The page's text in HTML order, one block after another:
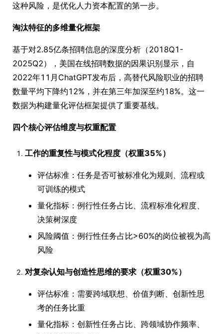
这种风险，是优化人力资本配置的第一步。
淘汰特征的多维量化框架
基于对2.85亿条招聘信息的深度分析（2018Q1-
2025Q2），美国在线招聘数据的因果识别显示，自
2022年11月ChatGPT发布后，高替代风险职业的招聘
数量平均下降约12%，并在第三年加深至约18%。这一
数据为构建量化评估框架提供了重要基线。
四个核心评估维度与权重配置
工作的重复性与模式化程度（权重35%）
评估标准：任务是否可被标准化为规则、流程或
可训练的模式
量化指标：例行性任务占比、流程标准化程度、
决策树深度
风险阈值：例行性任务占比>60%的岗位被视为高
风险
对复杂认知与创造性思维的要求（权重30%）
评估标准：需要跨域联想、价值判断、创新性思
考的任务比重
量化指标：创新性任务占比、跨领域协作频率、